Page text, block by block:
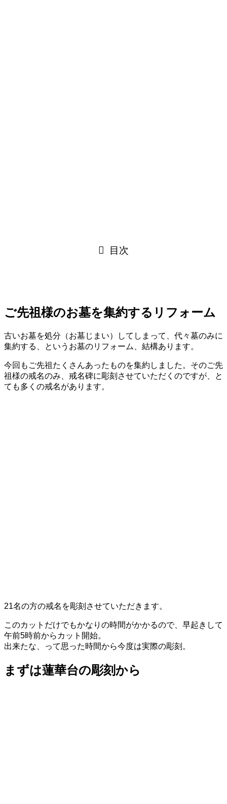
目次
ご先祖様のお墓を集約するリフォーム
古いお墓を処分（お墓じまい）してしまって、代々墓のみに
集約する、というお墓のリフォーム、結構あります。
今回もご先祖たくさんあったものを集約しました。そのご先
祖様の戒名のみ、戒名碑に彫刻させていただくのですが、と
ても多くの戒名があります。
21名の方の戒名を彫刻させていただきます。
このカットだけでもかなりの時間がかかるので、早起きして
午前5時前からカット開始。
出来たな、って思った時間から今度は実際の彫刻。
まずは蓮華台の彫刻から